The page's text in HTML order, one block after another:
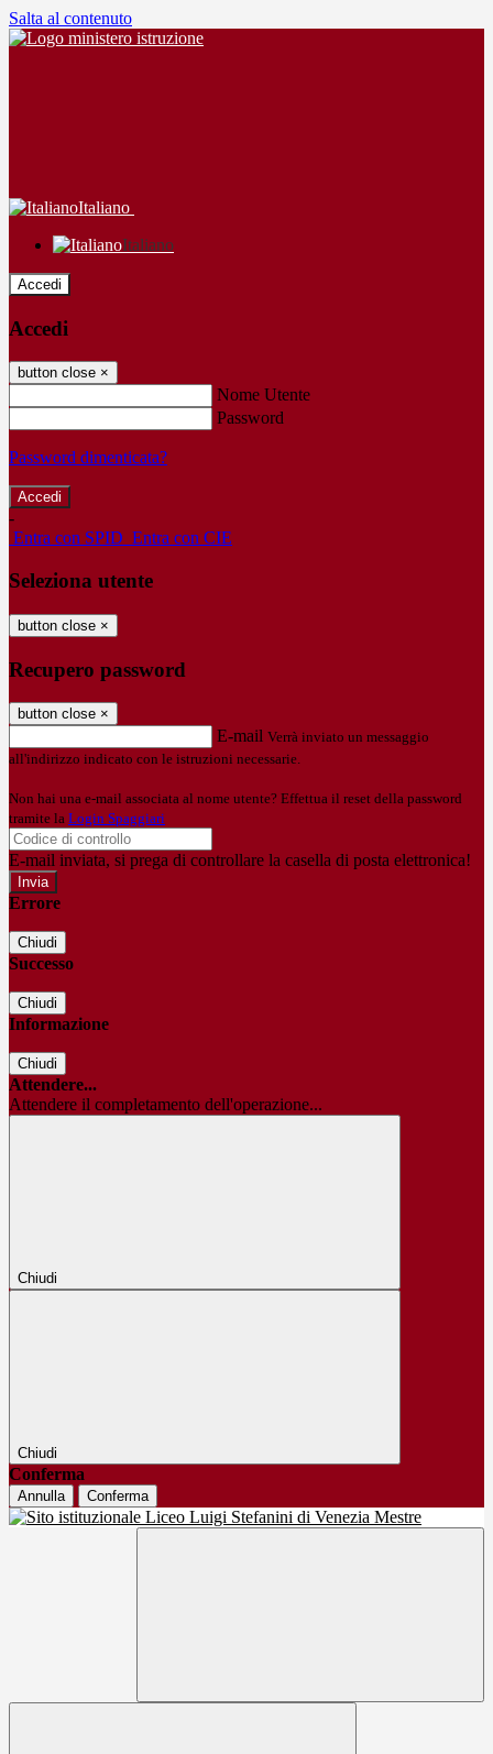
Salta al contenuto
Italiano
Italiano
Accedi
Accedi
button close ×
Nome Utente
Password
Password dimenticata?
-
Entra con SPID Entra con CIE
Seleziona utente
button close ×
Recupero password
button close ×
E-mail Verrà inviato un messaggio
all'indirizzo indicato con le istruzioni necessarie.
Non hai una e-mail associata al nome utente? Effettua il reset della password
tramite la Login Spaggiari
E-mail inviata, si prega di controllare la casella di posta elettronica!
Errore
Chiudi
Successo
Chiudi
Informazione
Chiudi
Attendere...
Attendere il completamento dell'operazione...
Chiudi
Chiudi
Conferma
Annulla Conferma